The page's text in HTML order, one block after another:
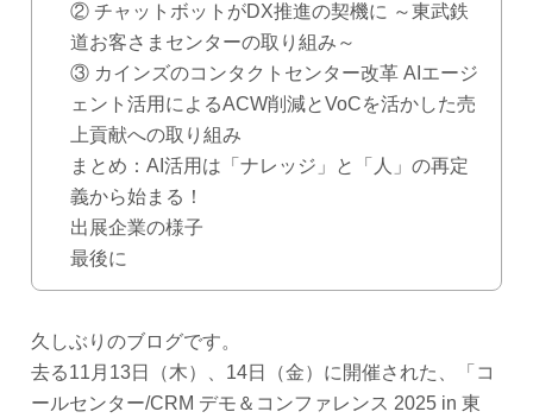
② チャットボットがDX推進の契機に ～東武鉄
道お客さまセンターの取り組み～
③ カインズのコンタクトセンター改革 AIエージ
ェント活用によるACW削減とVoCを活かした売
上貢献への取り組み
まとめ：AI活用は「ナレッジ」と「人」の再定
義から始まる！
出展企業の様子
最後に
久しぶりのブログです。
去る11月13日（木）、14日（金）に開催された、「コ
ールセンター/CRM デモ＆コンファレンス 2025 in 東